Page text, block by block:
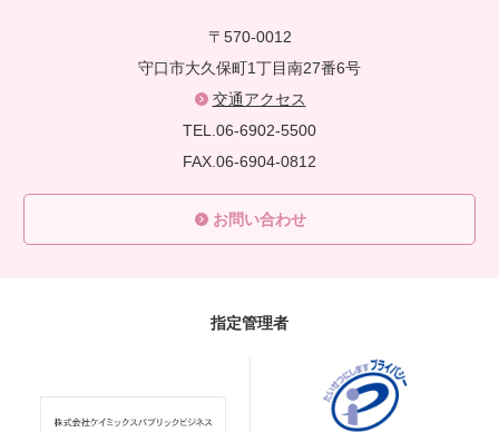
〒570-0012
守口市大久保町1丁目南27番6号
交通アクセス
TEL.06-6902-5500
FAX.06-6904-0812
お問い合わせ
指定管理者